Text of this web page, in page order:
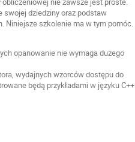
swojej dziedziny oraz podstaw
szkolenie ma w tym pomóc.
opanowanie nie wymaga dużego
wydajnych wzorców dostępu do
będą przykładami w języku C++